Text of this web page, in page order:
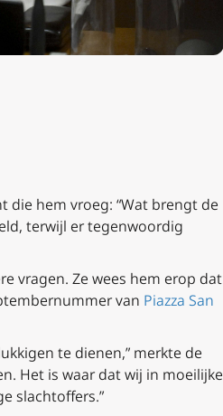
die hem vroeg: “Wat brengt de
terwijl er tegenwoordig
vragen. Ze wees hem erop dat
van Piazza San
te dienen,” merkte de
Het is waar dat wij in moeilijke
slachtoffers.”